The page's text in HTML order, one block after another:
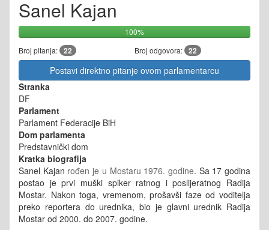
Sanel Kajan
100%
Broj pitanja: 22 Broj odgovora: 22
Postavi direktno pitanje ovom parlamentarcu
Stranka
DF
Parlament
Parlament Federacije BiH
Dom parlamenta
Predstavnički dom
Kratka biografija
Sanel Kajan rođen je u Mostaru 1976. godine. Sa 17 godina
postao je prvi muški spiker ratnog i poslijeratnog Radija
Mostar. Nakon toga, vremenom, prošavši faze od voditelja
preko reportera do urednika, bio je glavni urednik Radija
Mostar od 2000. do 2007. godine.